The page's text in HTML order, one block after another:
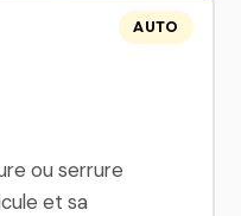
ou serrure
et sa
AUTO